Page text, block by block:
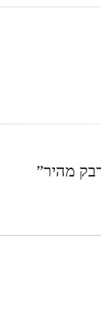
מהיר”